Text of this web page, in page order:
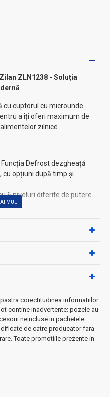
ZLN1238 - Soluția
cuptorul cu microunde
a îți oferi maximum de
zilnice.
Funcția Defrost dezgheață
opțiuni după timp și
6 niveluri diferite de putere
integrat
la 95 de minute
monitorizare ușoară
programului
preparări rapide
corectitudinea informatiilor
contine inadvertente: pozele au
neincluse in pachetele
de catre producator fara
Toate promotiile prezente in